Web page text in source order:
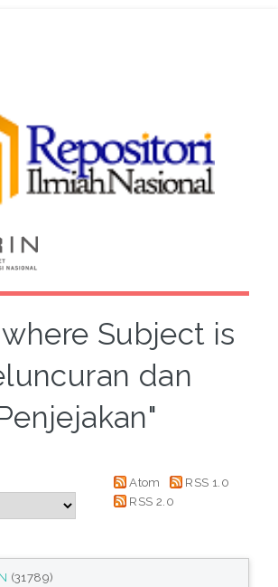
Subject is
dan
Atom
RSS 1.0
RSS 2.0
(31789)